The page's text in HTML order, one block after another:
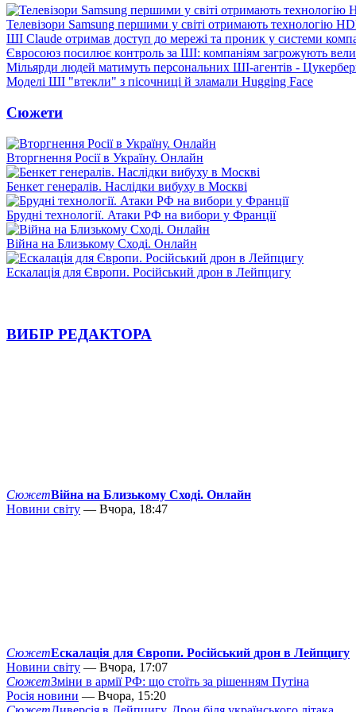
Телевізори Samsung першими у світі отримають технологію
ШІ Claude отримав доступ до мережі та проник у системи
Євросоюз посилює контроль за ШІ: компаніям загрожують
Мільярди людей матимуть персональних ШІ-агентів -
Моделі ШI "втекли" з пісочниці й зламали Hugging Face
Сюжети
Вторгнення Росії в Україну. Онлайн
Бенкет генералів. Наслідки вибуху в Москві
Брудні технології. Атаки РФ на вибори у Франції
Війна на Близькому Сході. Онлайн
Ескалація для Європи. Російський дрон в Лейпцигу
ВИБІР РЕДАКТОРА
СюжетВійна на Близькому Сході. Онлайн
Новини світу — Вчора, 18:47
СюжетЕскалація для Європи. Російський дрон в Лейпцигу
Новини світу — Вчора, 17:07
СюжетЗміни в армії РФ: що стоїть за рішенням Путіна
Росія новини — Вчора, 15:20